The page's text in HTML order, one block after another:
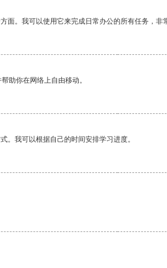
。我可以使用它来完成日常办公的所有任务，非
助你在网络上自由移动。
。我可以根据自己的时间安排学习进度。